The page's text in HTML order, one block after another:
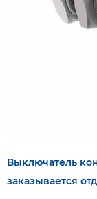
Выключатель
заказывается